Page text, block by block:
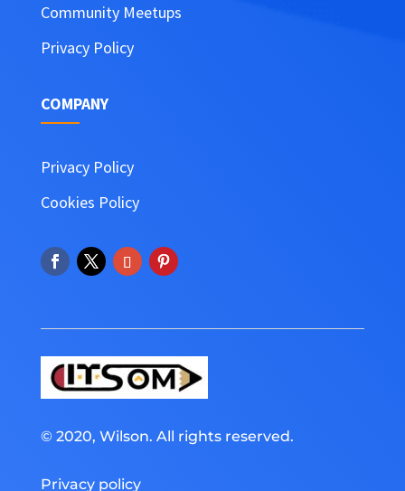
Community Meetups
Privacy Policy
COMPANY
Privacy Policy
Cookies Policy
© 2020, Wilson. All rights reserved.
Privacy policy